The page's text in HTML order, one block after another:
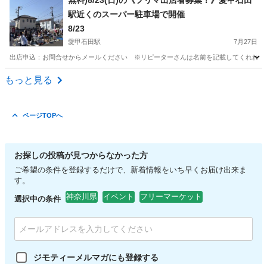
駅近くのスーパー駐車場で開催
8/23
愛甲石田駅 7月27日
出店申込：お問合せからメールください ※リピーターさんは名前を記載してくれ
神奈川 伊勢原市
もっと見る
ページTOPへ
お探しの投稿が見つからなかった方
ご希望の条件を登録するだけで、新着情報をいち早くお届け出来ま
す。
選択中の条件 神奈川県 イベント フリーマーケット
ジモティーメルマガにも登録する